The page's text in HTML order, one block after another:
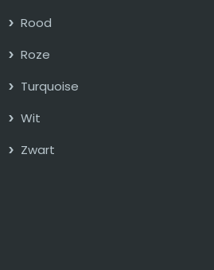
Rood
Roze
Turquoise
Wit
Zwart